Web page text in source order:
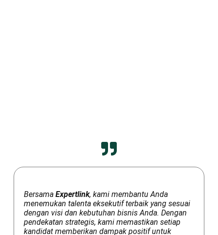
Bersama Expertlink, kami membantu Anda
menemukan talenta eksekutif terbaik yang sesuai
dengan visi dan kebutuhan bisnis Anda. Dengan
pendekatan strategis, kami memastikan setiap
kandidat memberikan dampak positif untuk